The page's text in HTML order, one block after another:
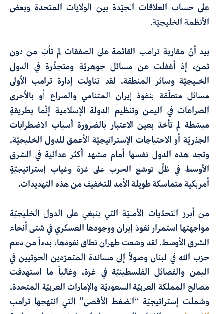
على حساب العلاقات الجيّدة بين الولايات المتحدة وبعض
الأنظمة الخليجيّة.
بيد أنّ مقاربة ترامب القائمة على الصفقات لم تأتِ من دون
ثمن، إذ أغفلت عن مسائل جوهريّة ومتجذّرة في الدول
الخليجيّة وسائر المنطقة. لقد تناولت إدارة ترامب الأولى
مسائل متعلّقة بنفوذ إيران المتنامي والصراع أو بالأحرى
الصراعات في اليمن وتنظيم الدولة الإسلامية إنّما بطريقةٍ
مبسّطة لم تأخذ بعين الاعتبار بالضرورة أسباب الاضطرابات
الجذريّة أو الاحتياجات الإستراتيجيّة الأعمق للدول الخليجيّة.
وتجد هذه الدول نفسها أمام مشهد أكثر عدائية في الشرق
الأوسط في ظلّ توسّع الحرب على غزة وغياب إستراتيجيّةٍ
أمريكية متماسكة طويلة الأمد للتخفيف من هذه التهديدات.
من أبرز التحدّيات الأمنيّة التي ينبغي على الدول الخليجيّة
مواجهتها استمرار نفوذ إيران ووجودها العسكري في شتى أنحاء
الشرق الأوسط. لقد وسّعت طهران نطاق نفوذها، بدءاً من دعم
حزب الله في لبنان وصولاً إلى مساندة المتمرّدين الحوثيين في
اليمن والفصائل الفلسطينيّة في غزة، وغالباً ما استهدفت
مصالح المملكة العربيّة السعوديّة والإمارات العربيّة المتحدة.
وشملت إستراتيجيّة “الضغط الأقصى” التي انتهجها ترامب